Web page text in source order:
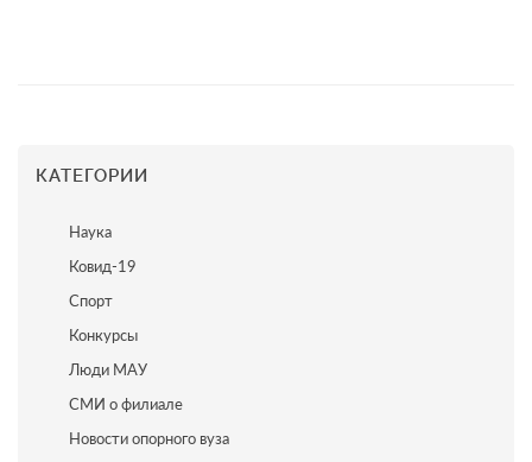
КАТЕГОРИИ
Наука
Ковид-19
Спорт
Конкурсы
Люди МАУ
СМИ о филиале
Новости опорного вуза